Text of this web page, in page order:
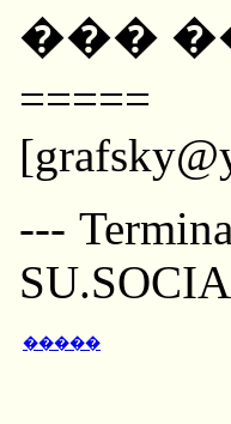
���
---
�����